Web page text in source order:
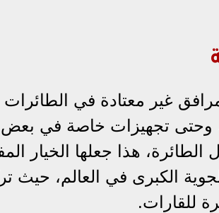
غير معتادة في الطائرات
وحتى تجهيزات خاصة في
هذا جعلها الخيار
الكبرى في العالم، حيث
للقارات.